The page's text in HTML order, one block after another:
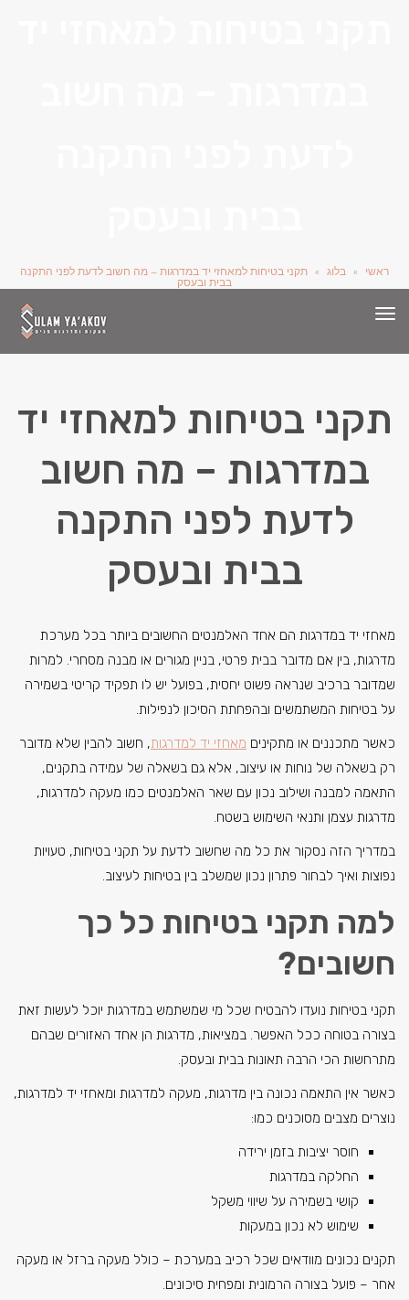
ראשי » בלוג » תקני בטיחות למאחזי יד במדרגות – מה חשוב לדעת לפני התקנה
בבית ובעסק
תפריט
תקני בטיחות למאחזי יד
במדרגות – מה חשוב
לדעת לפני התקנה
בבית ובעסק
מאחזי יד במדרגות הם אחד האלמנטים החשובים ביותר בכל מערכת
מדרגות, בין אם מדובר בבית פרטי, בניין מגורים או מבנה מסחרי. למרות
שמדובר ברכיב שנראה פשוט יחסית, בפועל יש לו תפקיד קריטי בשמירה
על בטיחות המשתמשים ובהפחתת הסיכון לנפילות.
כאשר מתכננים או מתקינים מאחזי יד למדרגות, חשוב להבין שלא מדובר
רק בשאלה של נוחות או עיצוב, אלא גם בשאלה של עמידה בתקנים,
התאמה למבנה ושילוב נכון עם שאר האלמנטים כמו מעקה למדרגות,
מדרגות עצמן ותנאי השימוש בשטח.
במדריך הזה נסקור את כל מה שחשוב לדעת על תקני בטיחות, טעויות
נפוצות ואיך לבחור פתרון נכון שמשלב בין בטיחות לעיצוב.
למה תקני בטיחות כל כך
חשובים?
תקני בטיחות נועדו להבטיח שכל מי שמשתמש במדרגות יוכל לעשות זאת
בצורה בטוחה ככל האפשר. במציאות, מדרגות הן אחד האזורים שבהם
מתרחשות הכי הרבה תאונות בבית ובעסק.
כאשר אין התאמה נכונה בין מדרגות, מעקה למדרגות ומאחזי יד למדרגות,
נוצרים מצבים מסוכנים כמו:
חוסר יציבות בזמן ירידה
החלקה במדרגות
קושי בשמירה על שיווי משקל
שימוש לא נכון במעקות
תקנים נכונים מוודאים שכל רכיב במערכת – כולל מעקה ברזל או מעקה
אחר – פועל בצורה הרמונית ומפחית סיכונים.